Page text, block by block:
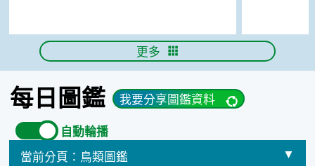
更多
每日圖鑑 我要分享圖鑑資料
自動輪播
當前分頁： 鳥類圖鑑